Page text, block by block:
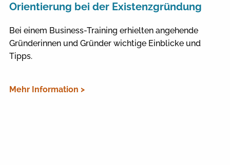
Orientierung bei der Existenzgründung
Bei einem Business-Training erhielten angehende
Gründerinnen und Gründer wichtige Einblicke und
Tipps.
Mehr Information >